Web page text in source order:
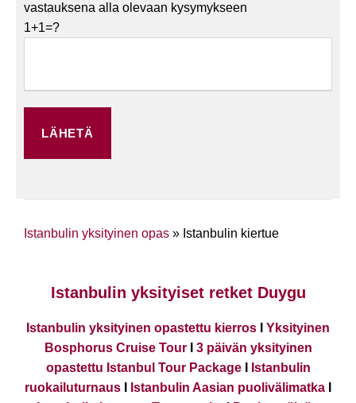
vastauksena alla olevaan kysymykseen
1+1=?
Istanbulin yksityinen opas » Istanbulin kiertue
Istanbulin yksityiset retket Duygu
Istanbulin yksityinen opastettu kierros
Yksityinen
Bosphorus Cruise TourI 3 päivän yksityinen
opastettu Istanbul Tour PackageI
Istanbulin
ruokailuturnaus
Istanbulin Aasian puolivälimatka